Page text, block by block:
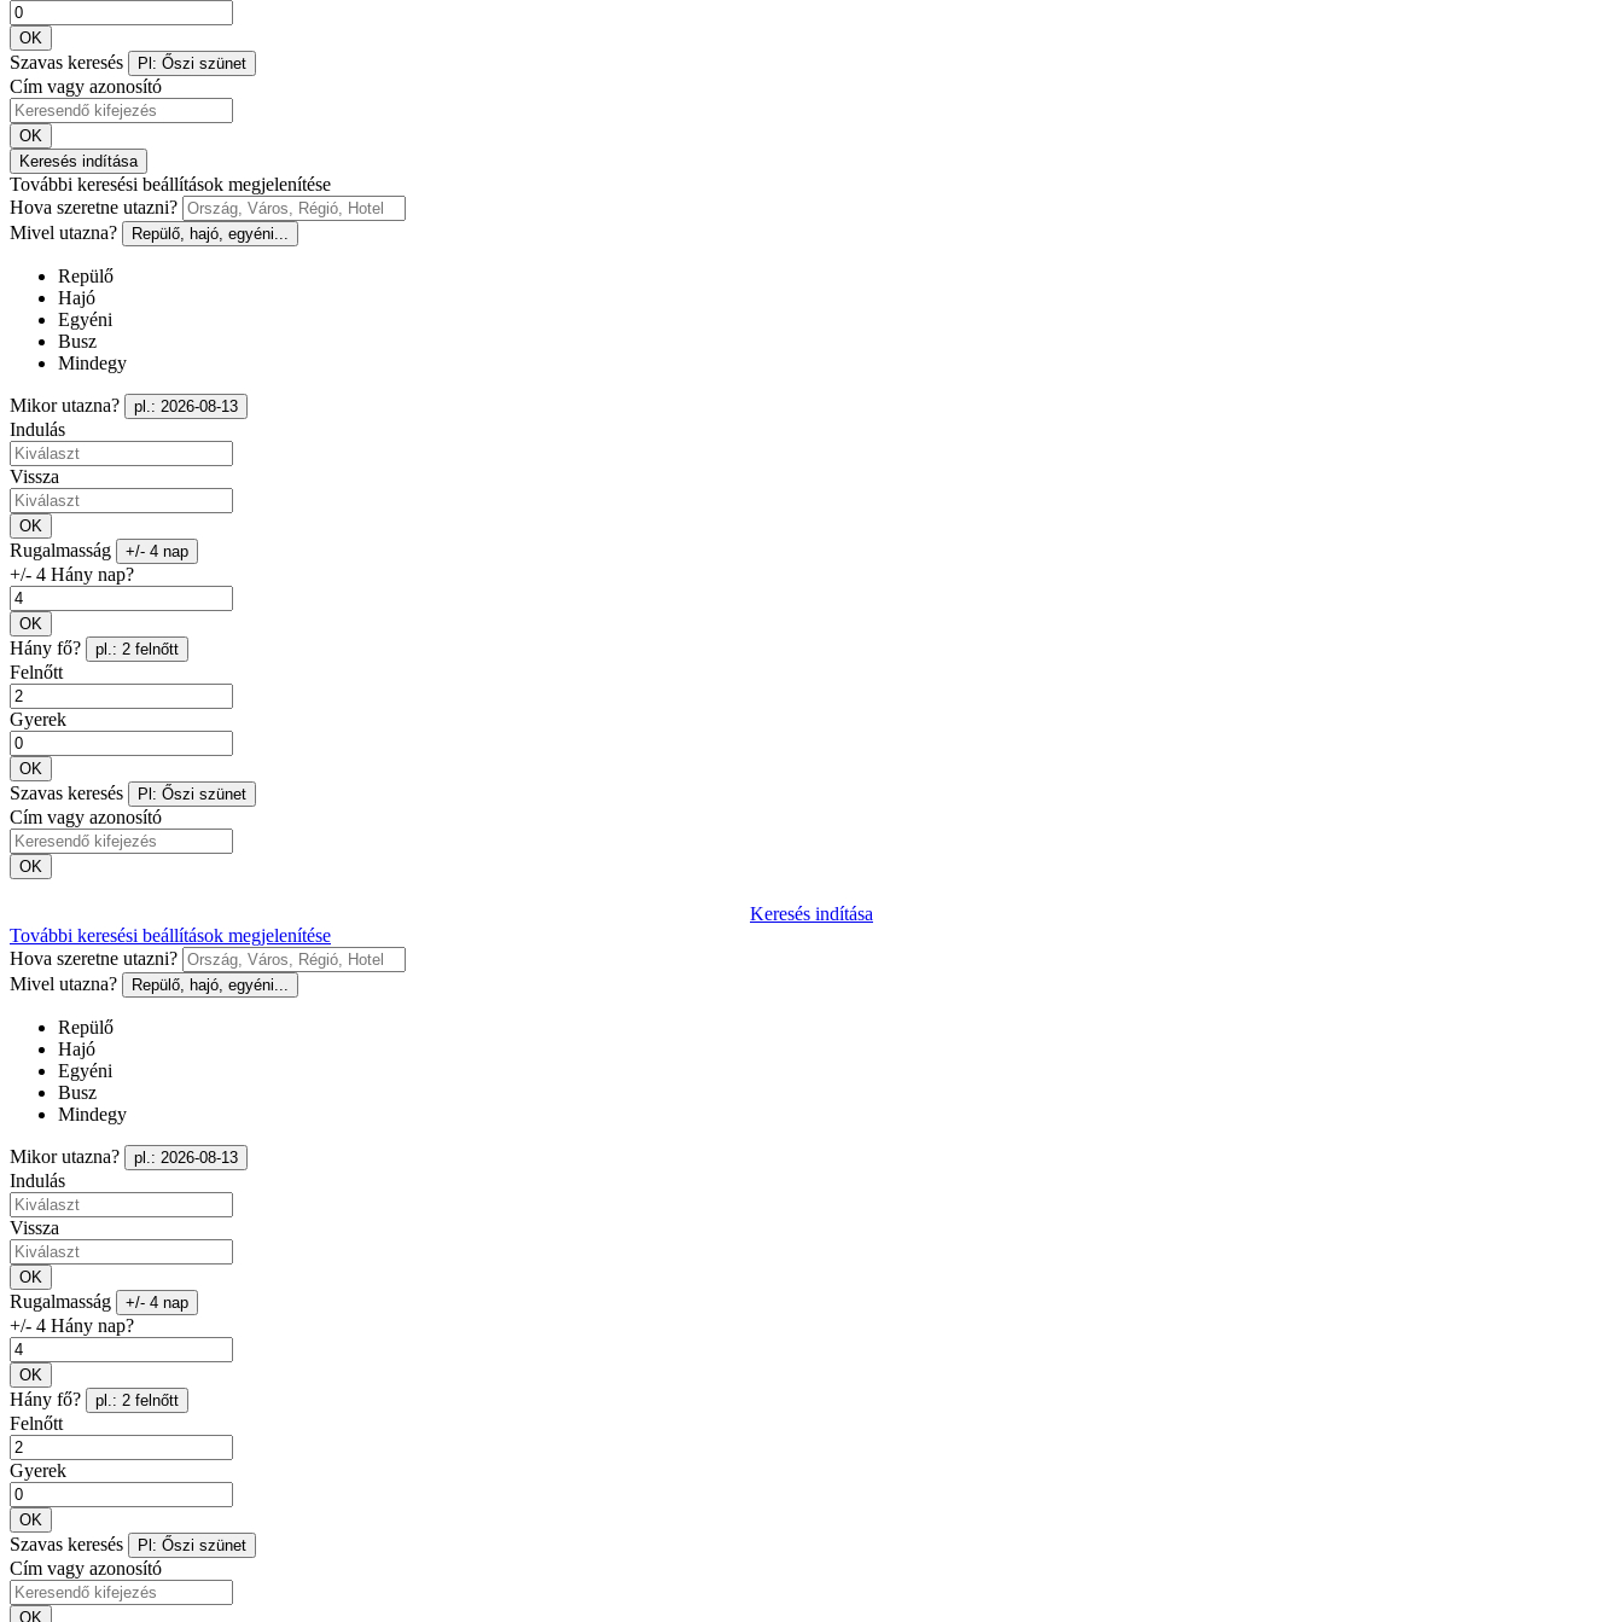
OK
Szavas keresés Pl: Őszi szünet
Cím vagy azonosító
OK
Keresés indítása
További keresési beállítások megjelenítése
Hova szeretne utazni?
Mivel utazna?
Repülő, hajó, egyéni...
Repülő
Hajó
Egyéni
Busz
Mindegy
Mikor utazna? pl.: 2026-08-13
Indulás
Vissza
OK
Rugalmasság +/- 4 nap
+/- 4 Hány nap?
OK
Hány fő? pl.: 2 felnőtt
Felnőtt
Gyerek
OK
Szavas keresés Pl: Őszi szünet
Cím vagy azonosító
OK
Keresés indítása
További keresési beállítások megjelenítése
Hova szeretne utazni?
Mivel utazna?
Repülő, hajó, egyéni...
Repülő
Hajó
Egyéni
Busz
Mindegy
Mikor utazna? pl.: 2026-08-13
Indulás
Vissza
OK
Rugalmasság +/- 4 nap
+/- 4 Hány nap?
OK
Hány fő? pl.: 2 felnőtt
Felnőtt
Gyerek
OK
Szavas keresés Pl: Őszi szünet
Cím vagy azonosító
OK